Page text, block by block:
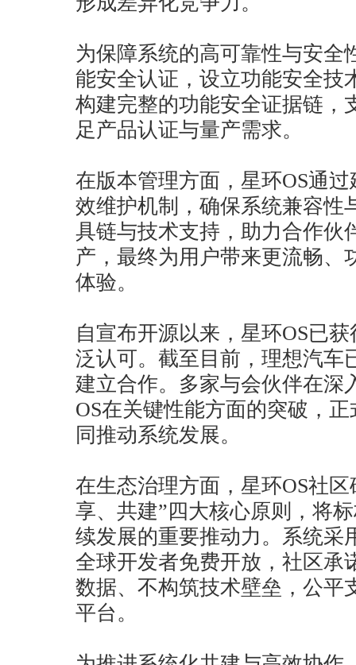
为保障系统的高可靠性与安全
能安全认证，设立功能安全技
构建完整的功能安全证据链，
足产品认证与量产需求。
在版本管理方面，星环OS通
效维护机制，确保系统兼容性
具链与技术支持，助力合作伙
产，最终为用户带来更流畅、
体验。
自宣布开源以来，星环OS已
泛认可。截至目前，理想汽车
建立合作。多家与会伙伴在深
OS在关键性能方面的突破，
同推动系统发展。
在生态治理方面，星环OS社
享、共建”四大核心原则，将
续发展的重要推动力。系统采
全球开发者免费开放，社区承
数据、不构筑技术壁垒，公平
平台。